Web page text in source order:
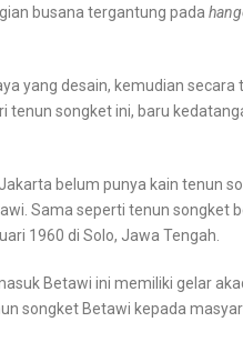
busana tergantung pada
yang desain, kemudian
tenun songket ini, baru
belum punya kain tenun
Sama seperti tenun songket
1960 di Solo, Jawa Tengah.
Betawi ini memiliki gelar
songket Betawi kepada